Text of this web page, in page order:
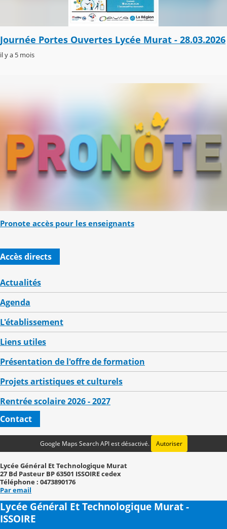
Journée Portes Ouvertes Lycée Murat - 28.03.2026
il y a 5 mois
Pronote accès pour les enseignants
Accès directs
Actualités
Agenda
L'établissement
Liens utiles
Présentation de l'offre de formation
Projets artistiques et culturels
Rentrée scolaire 2026 - 2027
Contact
Google Maps Search API est désactivé. Autoriser
Lycée Général Et Technologique Murat
27 Bd Pasteur BP 63501 ISSOIRE cedex
Téléphone : 0473890176
Par email
Lycée Général Et Technologique Murat -
ISSOIRE